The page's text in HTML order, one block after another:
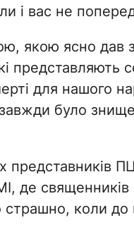
і вас не
якою ясно дав
представляють
для нашого
було
представників
де
коли до